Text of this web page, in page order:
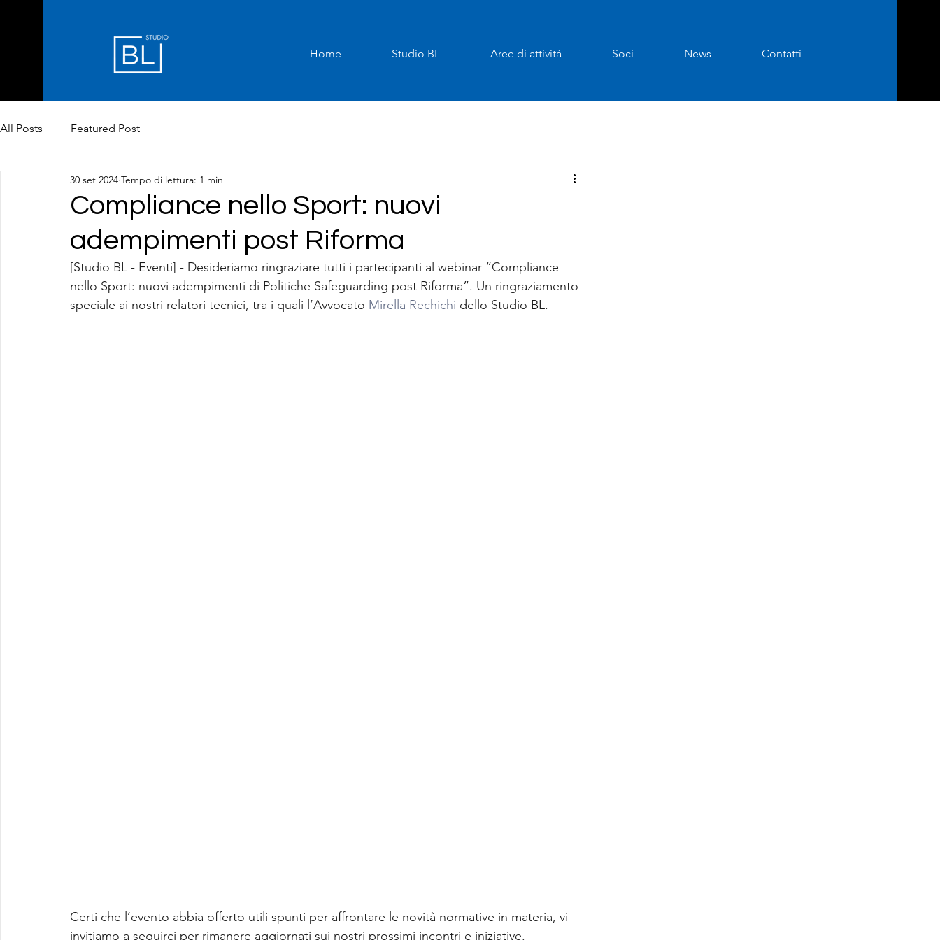
Home Studio BL Aree di attività Soci News Contatti
All Posts Featured Post
Compliance nello Sport: nuovi
adempimenti post Riforma
30 set 2024 Tempo di lettura: 1 min
[Studio BL - Eventi] - Desideriamo ringraziare tutti i partecipanti al webinar “Compliance
nello Sport: nuovi adempimenti di Politiche Safeguarding post Riforma”. Un ringraziamento
speciale ai nostri relatori tecnici, tra i quali l’Avvocato Mirella Rechichi dello Studio BL.
Certi che l’evento abbia offerto utili spunti per affrontare le novità normative in materia, vi
invitiamo a seguirci per rimanere aggiornati sui nostri prossimi incontri e iniziative.